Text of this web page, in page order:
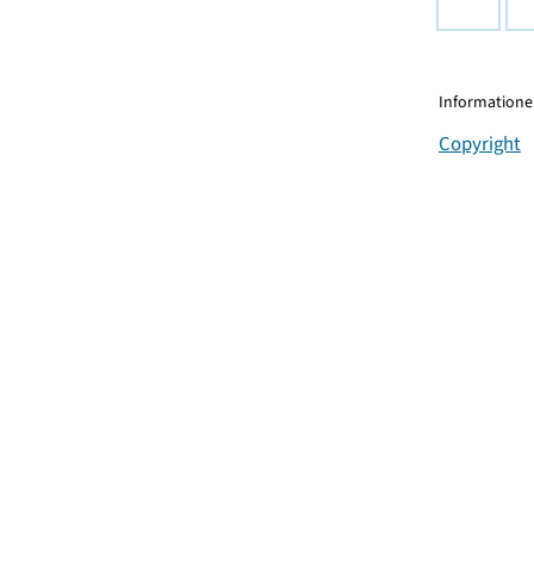
Copyright